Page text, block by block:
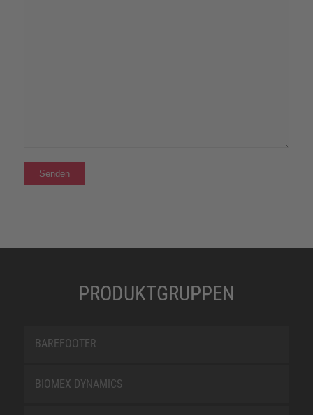
PRODUKTGRUPPEN
BAREFOOTER
BIOMEX DYNAMICS